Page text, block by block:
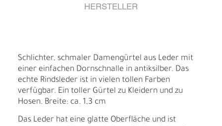
HERSTELLER
Schlichter, schmaler Damengürtel aus Leder mit
einer einfachen Dornschnalle in antiksilber. Das
echte Rindsleder ist in vielen tollen Farben
verfügbar. Ein toller Gürtel zu Kleidern und zu
Hosen. Breite: ca. 1,3 cm
Das Leder hat eine glatte Oberfläche und ist